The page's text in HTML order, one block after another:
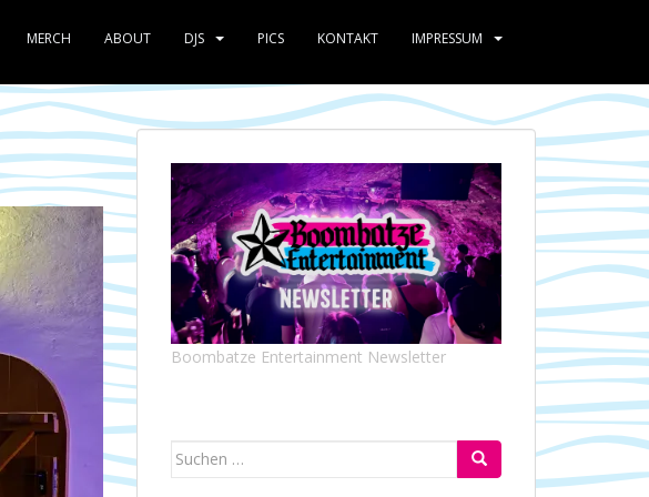
MERCH ABOUT DJS PICS KONTAKT IMPRESSUM
Boombatze Entertainment Newsletter
Suchen